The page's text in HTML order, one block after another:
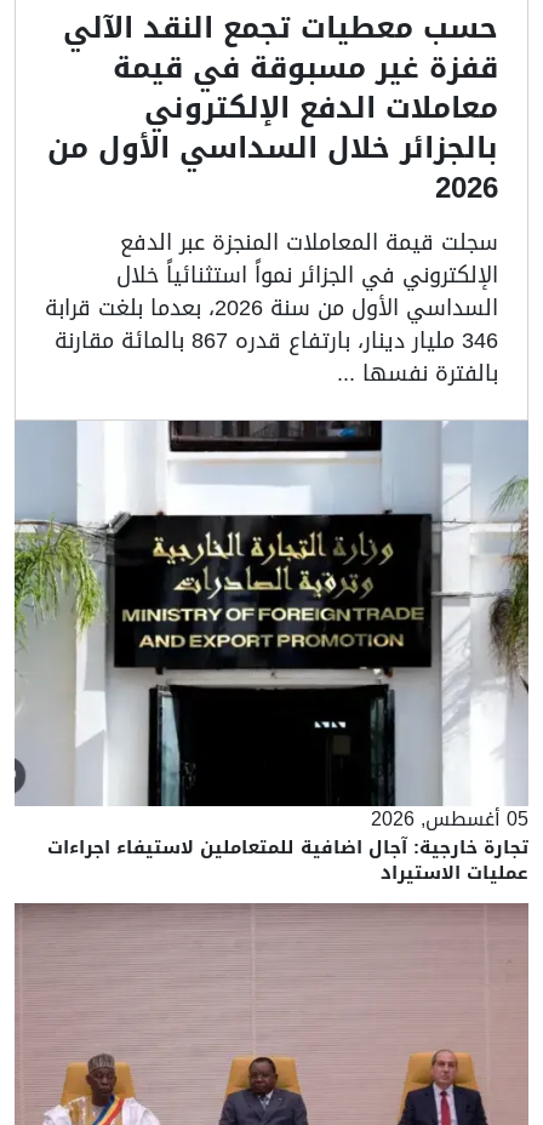
حسب معطيات تجمع النقد الآلي
قفزة غير مسبوقة في قيمة
معاملات الدفع الإلكتروني
بالجزائر خلال السداسي الأول من
2026
سجلت قيمة المعاملات المنجزة عبر الدفع
الإلكتروني في الجزائر نمواً استثنائياً خلال
السداسي الأول من سنة 2026، بعدما بلغت قرابة
346 مليار دينار، بارتفاع قدره 867 بالمائة مقارنة
بالفترة نفسها ...
05 أغسطس, 2026
تجارة خارجية: آجال اضافية للمتعاملين لاستيفاء اجراءات
عمليات الاستيراد